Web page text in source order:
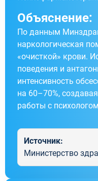
Объяснение:
По данным
наркологическая
«очисткой» крови.
поведения и
интенсивность
на 60–70%,
работы с
Источник:
Министерство